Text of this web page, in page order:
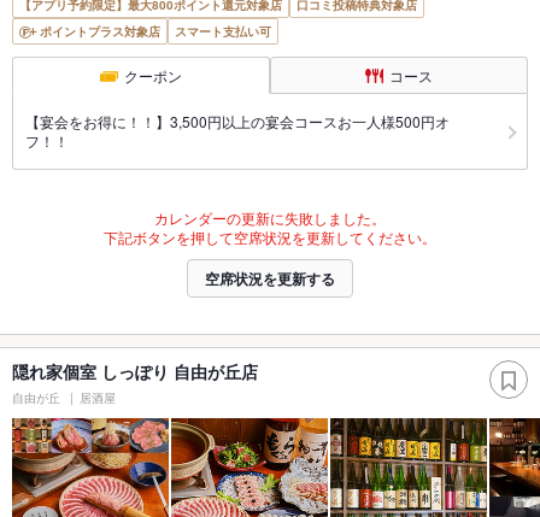
【アプリ予約限定】最大800ポイント還元対象店
口コミ投稿特典対象店
ポイントプラス対象店
スマート支払い可
クーポン コース
【宴会をお得に！！】3,500円以上の宴会コースお一人様500円オ
フ！！
カレンダーの更新に失敗しました。
下記ボタンを押して空席状況を更新してください。
空席状況を更新する
隠れ家個室 しっぽり 自由が丘店
自由が丘 居酒屋